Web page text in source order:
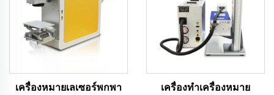
เครื่องหมายเลเซอร์พกพา
เครื่องทำเครื่องหมาย